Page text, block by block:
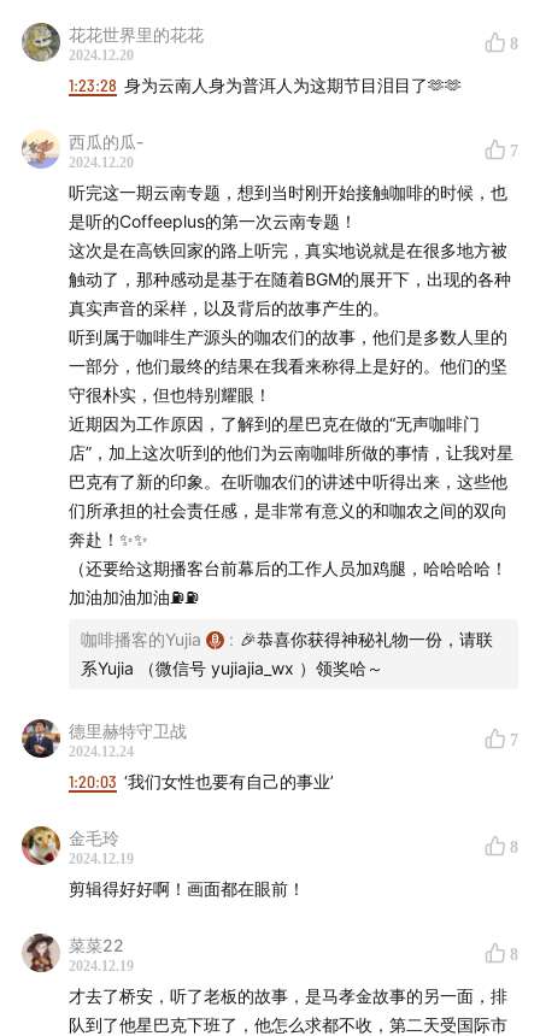
第四话：这一杯，有云南
01:05:02“咖啡买卖，惊心动魄”
01:07:49“共享价值”
01:14:19“我要种出全中国海拔最高的精品咖啡”
01:15:46 “做咖啡十八年，依然双眼有光”
01:18:48“佤族女性的咖啡社区壮大了”
01:21:24“原来做农艺师也有可能有生命危险”
01:22:34“如果不继续做，他们也不知道怎么生活”
在现场
晴开农场
花花世界里的花花
2024.12.20
8
1:23:28 身为云南人身为普洱人为这期节目泪目了🫶🫶
西瓜的瓜-
2024.12.20
7
听完这一期云南专题，想到当时刚开始接触咖啡的时候，也
是听的Coffeeplus的第一次云南专题！
这次是在高铁回家的路上听完，真实地说就是在很多地方被
触动了，那种感动是基于在随着BGM的展开下，出现的各种
真实声音的采样，以及背后的故事产生的。
听到属于咖啡生产源头的咖农们的故事，他们是多数人里的
一部分，他们最终的结果在我看来称得上是好的。他们的坚
守很朴实，但也特别耀眼！
近期因为工作原因，了解到的星巴克在做的“无声咖啡门
店”，加上这次听到的他们为云南咖啡所做的事情，让我对星
巴克有了新的印象。在听咖农们的讲述中听得出来，这些他
们所承担的社会责任感，是非常有意义的和咖农之间的双向
奔赴！✨✨
（还要给这期播客台前幕后的工作人员加鸡腿，哈哈哈哈！
加油加油加油⛽️⛽️
咖啡播客的Yujia : 🎉恭喜你获得神秘礼物一份，请联
系Yujia （微信号 yujiajia_wx ）领奖哈～
德里赫特守卫战
2024.12.24
7
1:20:03 ‘我们女性也要有自己的事业’
金毛玲
2024.12.19
8
剪辑得好好啊！画面都在眼前！
菜菜22
2024.12.19
8
才去了桥安，听了老板的故事，是马孝金故事的另一面，排
队到了他星巴克下班了，他怎么求都不收，第二天受国际市